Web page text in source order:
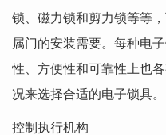
锁、磁力锁和剪力锁等等
属门的安装需要。每种电
性、方便性和可靠性上也
况来选择合适的电子锁具。
控制执行机构